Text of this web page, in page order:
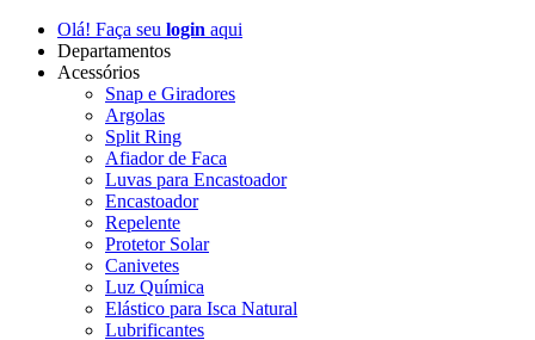
Olá! Faça seu login aqui
Departamentos
Acessórios
Snap e Giradores
Argolas
Split Ring
Afiador de Faca
Luvas para Encastoador
Encastoador
Repelente
Protetor Solar
Canivetes
Luz Química
Elástico para Isca Natural
Lubrificantes